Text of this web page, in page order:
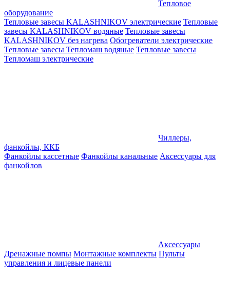
Тепловое
оборудование
Тепловые завесы KALASHNIKOV электрические Тепловые
завесы KALASHNIKOV водяные Тепловые завесы
KALASHNIKOV без нагрева Обогреватели электрические
Тепловые завесы Тепломаш водяные Тепловые завесы
Тепломаш электрические
Чиллеры,
фанкойлы, ККБ
Фанкойлы кассетные Фанкойлы канальные Аксессуары для
фанкойлов
Аксессуары
Дренажные помпы Монтажные комплекты Пульты
управления и лицевые панели